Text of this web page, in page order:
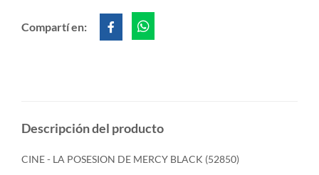
Compartí en:
Descripción del producto
CINE - LA POSESION DE MERCY BLACK (52850)